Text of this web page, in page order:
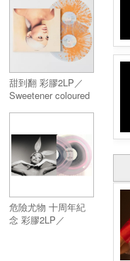
甜到翻 彩膠2LP／
Sweetener coloured
危險尤物 十周年紀
念 彩膠2LP／